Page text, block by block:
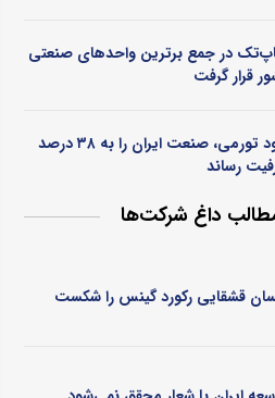
در جمع برترین واحدهای صنعتی
قرار گرفت
رکود تورمی، صنعت ایران را به ۳۸ درصد
رساند
داغ شرکت‌ها
قشقایی رکورد گینس را شکست